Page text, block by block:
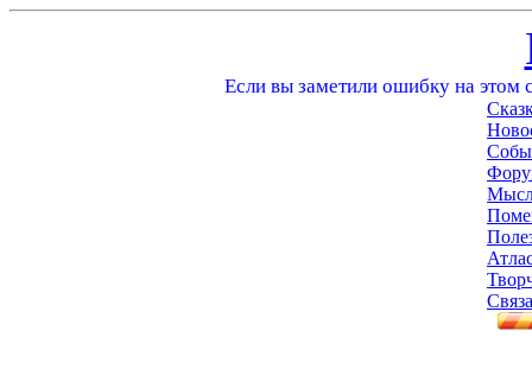
Если вы заметили ошибку на этом